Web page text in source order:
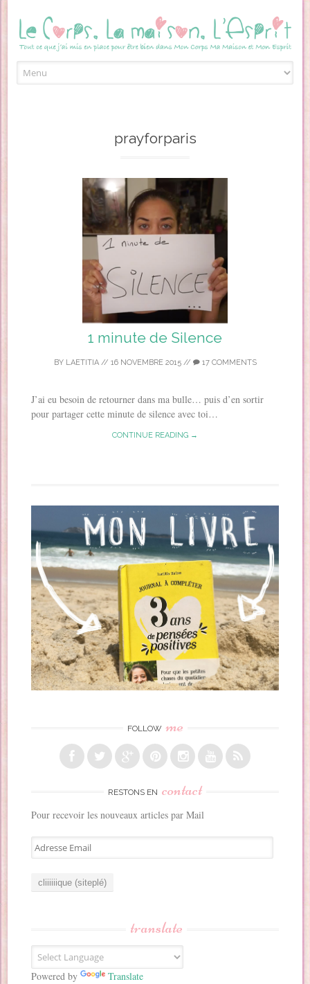
prayforparis
1 minute de Silence
BY LAETITIA// 16 NOVEMBRE 2015// 17 COMMENTS
J’ai eu besoin de retourner dans ma bulle… puis d’en sortir
pour partager cette minute de silence avec toi…
CONTINUE READING →
FOLLOW me
RESTONS EN contact
Pour recevoir les nouveaux articles par Mail
A
d
E
m
a
translate
Powered by Translate